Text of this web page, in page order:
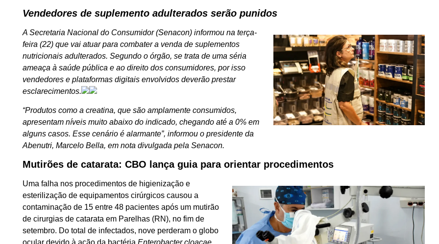
Vendedores de suplemento adulterados serão punidos
A Secretaria Nacional do Consumidor (Senacon) informou na terça-
feira (22) que vai atuar para combater a venda de suplementos
nutricionais adulterados. Segundo o órgão, se trata de uma séria
ameaça à saúde pública e ao direito dos consumidores, por isso
vendedores e plataformas digitais envolvidos deverão prestar
esclarecimentos.
“Produtos como a creatina, que são amplamente consumidos,
apresentam níveis muito abaixo do indicado, chegando até a 0% em
alguns casos. Esse cenário é alarmante”, informou o presidente da
Abenutri, Marcelo Bella, em nota divulgada pela Senacon.
Mutirões de catarata: CBO lança guia para orientar procedimentos
Uma falha nos procedimentos de higienização e
esterilização de equipamentos cirúrgicos causou a
contaminação de 15 entre 48 pacientes após um mutirão
de cirurgias de catarata em Parelhas (RN), no fim de
setembro. Do total de infectados, nove perderam o globo
ocular devido à ação da bactéria Enterobacter cloacae